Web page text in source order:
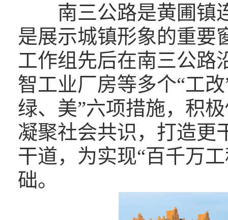
南三公路是黄圃镇连
是展示城镇形象的重要
工作组先后在南三公路
智工业厂房等多个“工
绿、美”六项措施，积
凝聚社会共识，打造更
干道，为实现“百千万
础。